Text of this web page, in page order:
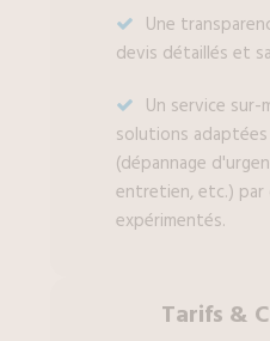
Une
devis détaillés et
Un service sur-
solutions
(dépannage
entretien, etc.) par
expérimentés.
Tarifs &